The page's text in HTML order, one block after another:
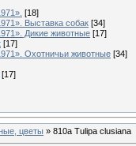
[18]
Выставка собак [34]
Дикие животные [17]
[17]
Охотничьи животные [34]
[17]
цветы » 810a Tulipa clusiana